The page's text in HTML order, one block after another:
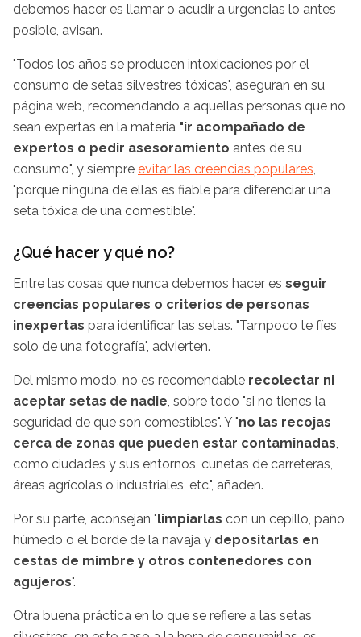
debemos hacer es llamar o acudir a urgencias lo antes
posible, avisan.
"Todos los años se producen intoxicaciones por el
consumo de setas silvestres tóxicas", aseguran en su
página web, recomendando a aquellas personas que no
sean expertas en la materia "ir acompañado de
expertos o pedir asesoramiento antes de su
consumo", y siempre evitar las creencias populares,
"porque ninguna de ellas es fiable para diferenciar una
seta tóxica de una comestible".
¿Qué hacer y qué no?
Entre las cosas que nunca debemos hacer es seguir
creencias populares o criterios de personas
inexpertas para identificar las setas. "Tampoco te fíes
solo de una fotografía", advierten.
Del mismo modo, no es recomendable recolectar ni
aceptar setas de nadie, sobre todo "si no tienes la
seguridad de que son comestibles". Y "no las recojas
cerca de zonas que pueden estar contaminadas,
como ciudades y sus entornos, cunetas de carreteras,
áreas agrícolas o industriales, etc.", añaden.
Por su parte, aconsejan "limpiarlas con un cepillo, paño
húmedo o el borde de la navaja y depositarlas en
cestas de mimbre y otros contenedores con
agujeros".
Otra buena práctica en lo que se refiere a las setas